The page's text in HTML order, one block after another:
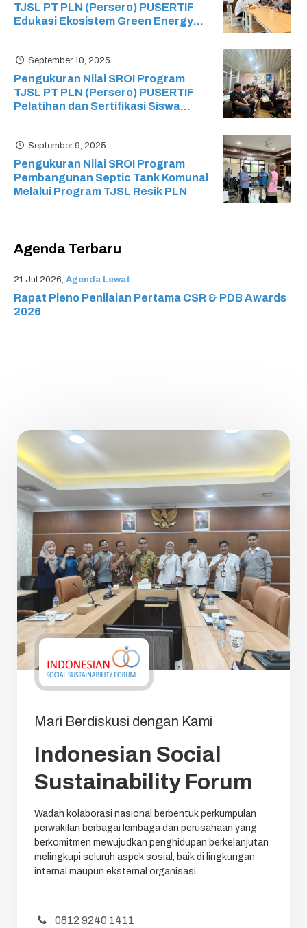
TJSL PT PLN (Persero) PUSERTIF
Edukasi Ekosistem Green Energy
September 10, 2025
Pengukuran Nilai SROI Program
TJSL PT PLN (Persero) PUSERTIF
Pelatihan dan Sertifikasi Siswa
Media
September 9, 2025
Pengukuran Nilai SROI Program
Pembangunan Septic Tank Komunal
Melalui Program TJSL Resik PLN
Agenda Terbaru
21 Jul 2026, Agenda Lewat
Rapat Pleno Penilaian Pertama CSR & PDB Awards
2026
Mari Berdiskusi dengan Kami
Indonesian Social
Sustainability Forum
Wadah kolaborasi nasional berbentuk perkumpulan
perwakilan berbagai lembaga dan perusahaan yang
berkomitmen mewujudkan penghidupan berkelanjutan
melingkupi seluruh aspek sosial, baik di lingkungan
internal maupun eksternal organisasi.
0812 9240 1411